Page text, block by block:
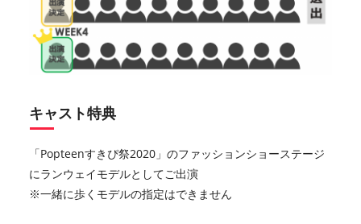
キャスト特典
「Popteenすきぴ祭2020」のファッションショーステージ
にランウェイモデルとしてご出演
※⼀緒に歩くモデルの指定はできません